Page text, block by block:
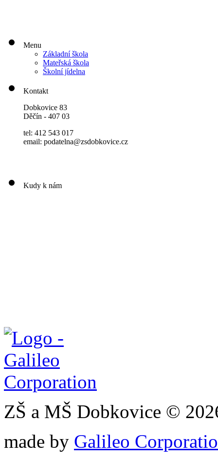
Menu
Základní škola
Mateřská škola
Školní jídelna
Kontakt
Dobkovice 83
Děčín - 407 03
tel: 412 543 017
email: podatelna@zsdobkovice.cz
Kudy k nám
ZŠ a MŠ Dobkovice ©
made by Galileo